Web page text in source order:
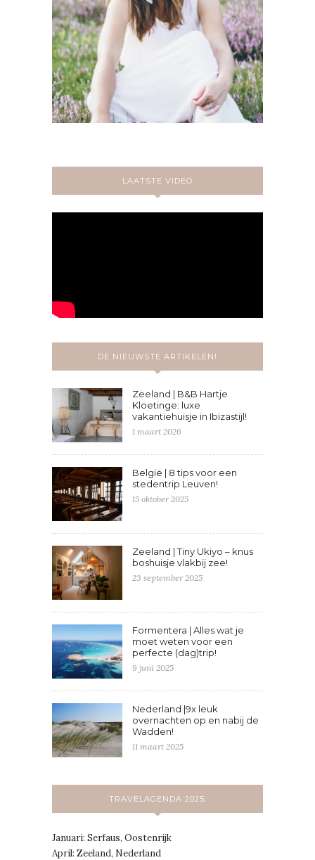
LAATSTE VIDEO
DE NIEUWSTE ARTIKELEN!
Zeeland | B&B Hartje
Kloetinge: luxe
vakantiehuisje in Ibizastijl!
1 maart 2026
België | 8 tips voor een
stedentrip Leuven!
15 oktober 2025
Zeeland | Tiny Ukiyo – knus
boshuisje vlakbij zee!
23 september 2025
Formentera | Alles wat je
moet weten voor een
perfecte (dag)trip!
9 juni 2025
Nederland |9x leuk
overnachten op en nabij de
Wadden!
11 maart 2025
TRAVELAGENDA 2025:
Januari: Serfaus, Oostenrijk
April: Zeeland, Nederland